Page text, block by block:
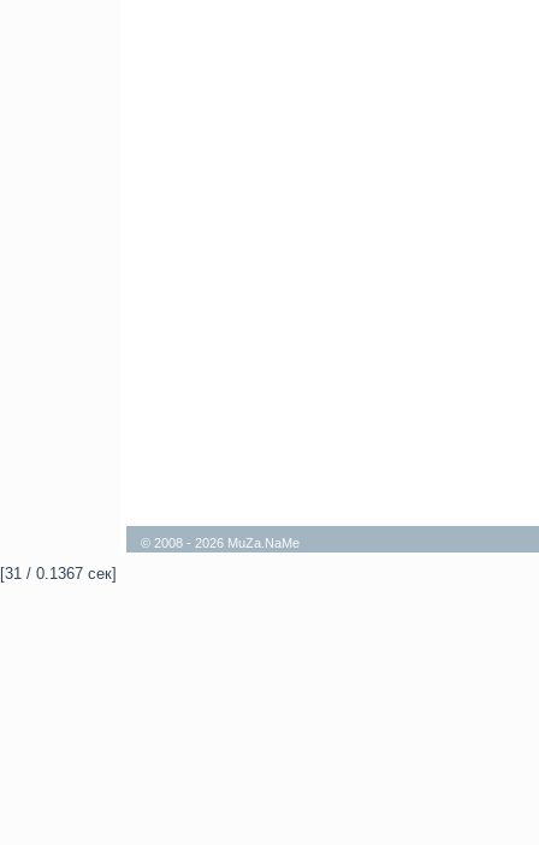
© 2008 - 2026 MuZa.NaMe
[31 / 0.1367 сек]